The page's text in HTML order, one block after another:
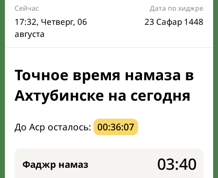
Расписание на месяц
Время Сухура и Ифтара на сегодня
Календарь рамадана
Мечети и молельные комнаты
Направление киблы
Сейчас
17:32, Четверг, 06
августа
Дата по хиджре
23 Сафар 1448
Точное время намаза в
Ахтубинске на сегодня
До Аср осталось: 00:36:06
Фаджр намаз 03:40